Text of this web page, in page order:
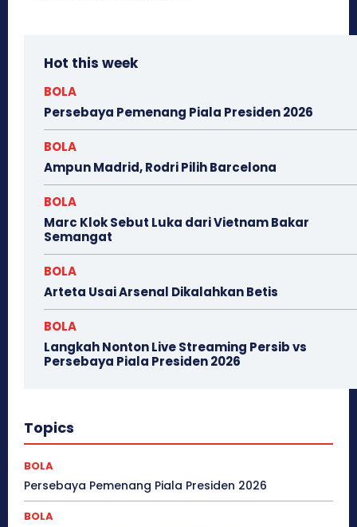
Hot this week
BOLA
Persebaya Pemenang Piala Presiden 2026
BOLA
Ampun Madrid, Rodri Pilih Barcelona
BOLA
Marc Klok Sebut Luka dari Vietnam Bakar
Semangat
BOLA
Arteta Usai Arsenal Dikalahkan Betis
BOLA
Langkah Nonton Live Streaming Persib vs
Persebaya Piala Presiden 2026
Topics
BOLA
Persebaya Pemenang Piala Presiden 2026
BOLA